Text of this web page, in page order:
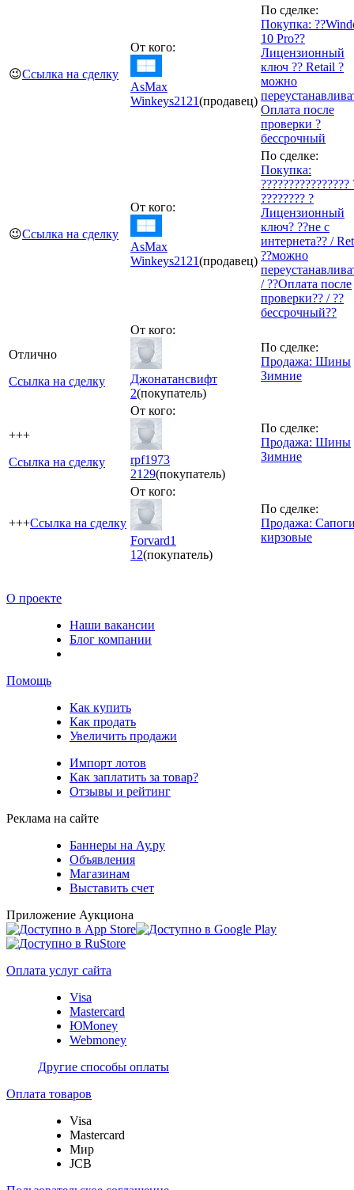
😉Ссылка на сделку
От кого:
AsMax
Winkeys2121(продавец)
По сделке:
Покупка:
10 Pro??
Лицензионный
ключ ?? Retail ?
можно
Оплата после
проверки ?
бессрочный
😉Ссылка на сделку
От кого:
AsMax
Winkeys2121(продавец)
По сделке:
Покупка:
????????????????
???????? ?
Лицензионный
ключ? ??не с
интернета?? /
??можно
/ ??Оплата после
проверки?? / ??
бессрочный??
Отлично
Ссылка на сделку
От кого:
Джонатансвифт
2(покупатель)
По сделке:
Продажа: Шины
Зимние
+++
Ссылка на сделку
От кого:
rpf1973
2129(покупатель)
По сделке:
Продажа: Шины
Зимние
+++Ссылка на сделку
От кого:
Forvard1
12(покупатель)
По сделке:
Продажа:
кирзовые
О проекте
Наши вакансии
Блог компании
Помощь
Как купить
Как продать
Увеличить продажи
Импорт лотов
Как заплатить за товар?
Отзывы и рейтинг
Реклама на сайте
Баннеры на Ау.ру
Объявления
Магазинам
Выставить счет
Приложение Аукциона
Оплата услуг сайта
Visa
Mastercard
ЮMoney
Webmoney
Другие способы оплаты
Оплата товаров
Visa
Mastercard
Мир
JCB